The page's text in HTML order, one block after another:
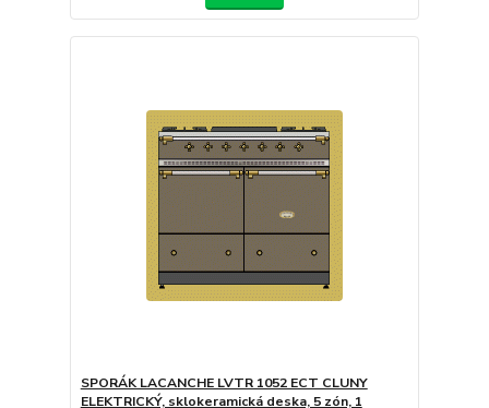
SPORÁK LACANCHE LVTR 1052 ECT CLUNY
ELEKTRICKÝ, sklokeramická deska, 5 zón, 1